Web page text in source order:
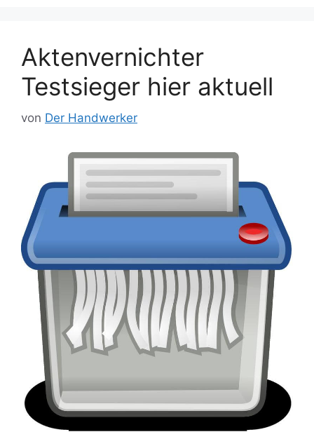
Aktenvernichter
Testsieger hier aktuell
von Der Handwerker